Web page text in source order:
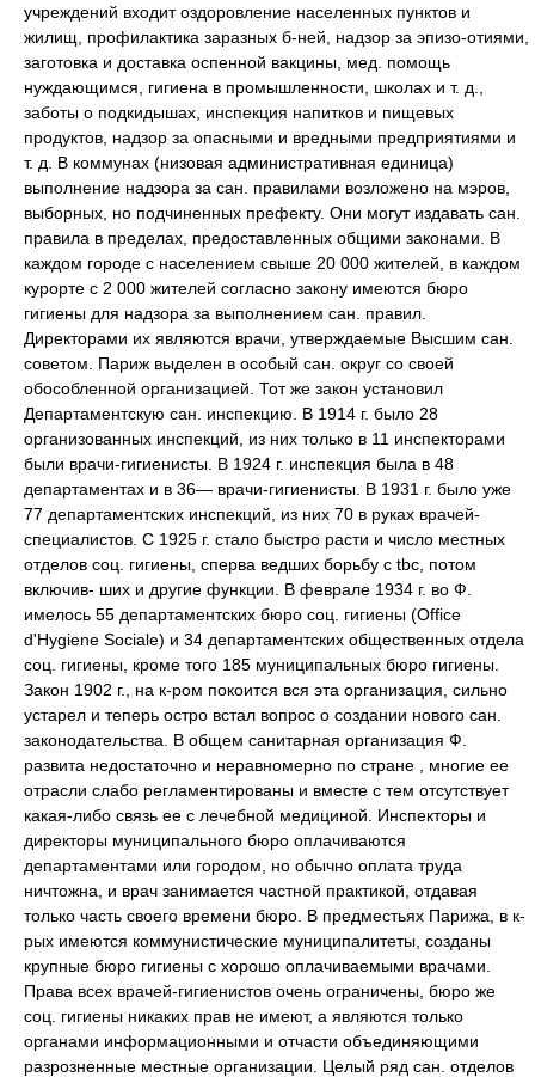
учреждений входит оздоровление населенных пунктов и
жилищ, профилактика заразных б-ней, надзор за эпизо-отиями,
заготовка и доставка оспенной вакцины, мед. помощь
нуждающимся, гигиена в промышленности, школах и т. д.,
заботы о подкидышах, инспекция напитков и пищевых
продуктов, надзор за опасными и вредными предприятиями и
т. д. В коммунах (низовая административная единица)
выполнение надзора за сан. правилами возложено на мэров,
выборных, но подчиненных префекту. Они могут издавать сан.
правила в пределах, предоставленных общими законами. В
каждом городе с населением свыше 20 000 жителей, в каждом
курорте с 2 000 жителей согласно закону имеются бюро
гигиены для надзора за выполнением сан. правил.
Директорами их являются врачи, утверждаемые Высшим сан.
советом. Париж выделен в особый сан. округ со своей
обособленной организацией. Тот же закон установил
Департаментскую сан. инспекцию. В 1914 г. было 28
организованных инспекций, из них только в 11 инспекторами
были врачи-гигиенисты. В 1924 г. инспекция была в 48
департаментах и в 36— врачи-гигиенисты. В 1931 г. было уже
77 департаментских инспекций, из них 70 в руках врачей-
специалистов. С 1925 г. стало быстро расти и число местных
отделов соц. гигиены, сперва ведших борьбу с tbc, потом
включив- ших и другие функции. В феврале 1934 г. во Ф.
имелось 55 департаментских бюро соц. гигиены (Office
d'Hygiene Sociale) и 34 департаментских общественных отдела
соц. гигиены, кроме того 185 муниципальных бюро гигиены.
Закон 1902 г., на к-ром покоится вся эта организация, сильно
устарел и теперь остро встал вопрос о создании нового сан.
законодательства. В общем санитарная организация Ф.
развита недостаточно и неравномерно по стране , многие ее
отрасли слабо регламентированы и вместе с тем отсутствует
какая-либо связь ее с лечебной медициной. Инспекторы и
директоры муниципального бюро оплачиваются
департаментами или городом, но обычно оплата труда
ничтожна, и врач занимается частной практикой, отдавая
только часть своего времени бюро. В предместьях Парижа, в к-
рых имеются коммунистические муниципалитеты, созданы
крупные бюро гигиены с хорошо оплачиваемыми врачами.
Права всех врачей-гигиенистов очень ограничены, бюро же
соц. гигиены никаких прав не имеют, а являются только
органами информационными и отчасти объединяющими
разрозненные местные организации. Целый ряд сан. отделов